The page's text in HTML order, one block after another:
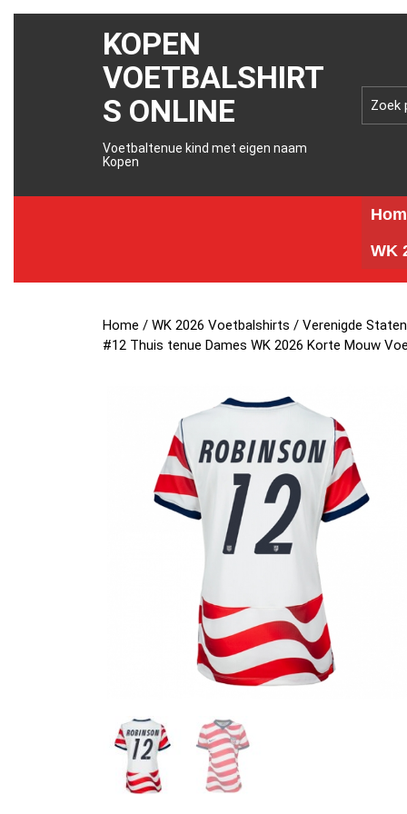
KOPEN
VOETBALSHIRT
S ONLINE
Voetbaltenue kind met eigen naam
Kopen
WK
Home /WK 2026 Voetbalshirts /Verenigde
#12 Thuis tenue Dames WK 2026 Korte Mouw